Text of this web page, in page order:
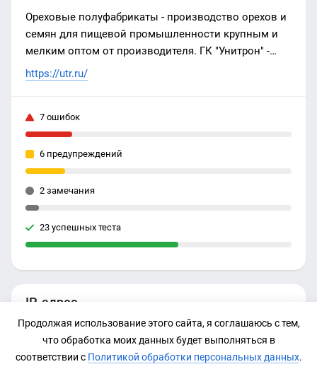
IP-адрес
77.222.40.223
Ореховые полуфабрикаты - производство орехов и
семян для пищевой промышленности крупным и
мелким оптом от производителя. ГК "Унитрон" -
современное производство, доступные цены,
https://utr.ru/
7 ошибок
6 предупреждений
2 замечания
23 успешных теста
Продолжая использование этого сайта, я соглашаюсь с тем,
что обработка моих данных будет выполняться в
соответствии с Политикой обработки персональных данных.